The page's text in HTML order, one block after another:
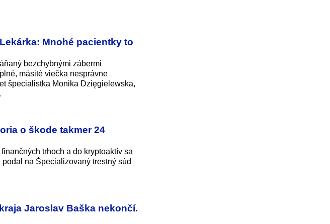
Mnohé pacientky to
bezchybnými zábermi
mäsité viečka nesprávne
špecialistka Monika Dzięgielewska,
o škode takmer 24
trhoch a do kryptoaktív sa
na Špecializovaný trestný súd
Jaroslav Baška nekončí.